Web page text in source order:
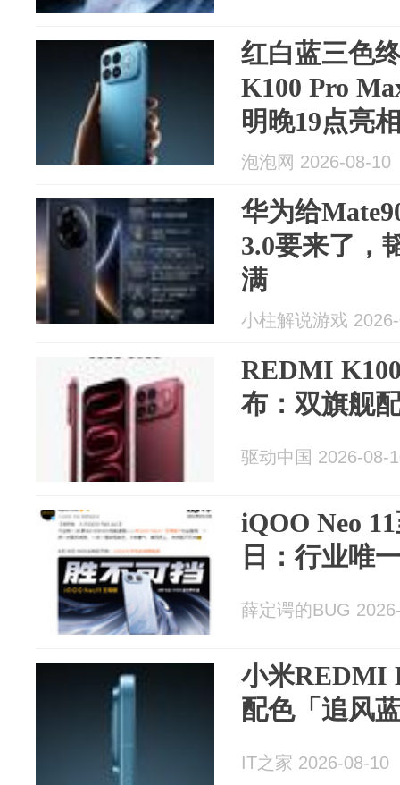
红白蓝三色
K100 Pro
明晚19点亮
泡泡网 2026-08-10
华为给
3.0要来了，
满
小柱解说游戏
REDMI
布：双旗舰
驱动中国 2026-08-
iQOO Neo
日：行业唯
薛定谔的BUG
小米REDMI
配色「追风
IT之家 2026-08-10